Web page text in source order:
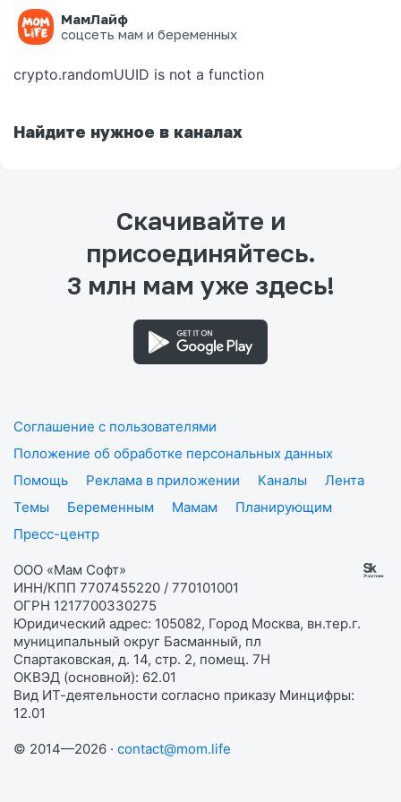
МамЛайф
соцсеть мам и беременных
Ошибка на странице
crypto.randomUUID is not a function
Найдите нужное в каналах
Скачивайте и
присоединяйтесь.
3 млн мам уже здесь!
Соглашение с пользователями
Положение об обработке персональных данных
Помощь
Реклама в приложении Каналы
Лента
Темы
Беременным Мамам
Планирующим
Пресс-центр
ООО «Мам Софт»
ИНН/КПП 7707455220 / 770101001
ОГРН 1217700330275
Юридический адрес: 105082, Город Москва, вн.тер.г.
муниципальный округ Басманный, пл
Спартаковская, д. 14, стр. 2, помещ. 7Н
ОКВЭД (основной): 62.01
Вид ИТ-деятельности согласно приказу Минцифры:
12.01
© 2014—2026 · contact@mom.life